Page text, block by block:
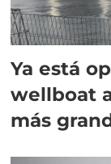
Ya está
wellboat
más